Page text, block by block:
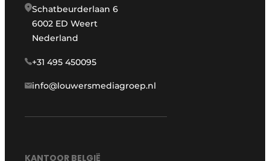
Schatbeurderlaan 6
6002 ED Weert
Nederland
+31 495 450095
info@louwersmediagroep.nl
KANTOOR BELGIË